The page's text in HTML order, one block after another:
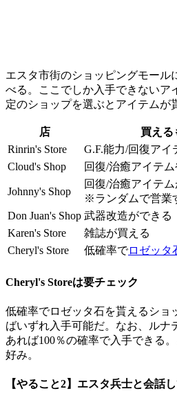
エスタ市街のショッピングモール
べる。ここでしか入手できないア
定のショップを選ぶとアイテムが
店
買える
Rinrin's Store
G.F.能力/回復アイ
Cloud's Shop
回復/治癒アイテ
Johnny's Shop
回復/治癒アイテ
※ランダムで営業
Don Juan's Shop 武器改造ができる
Karen's Store
雑誌が買える
Cheryl's Store
低確率でロゼッタ
Cheryl's Storeは要チェック
低確率でロゼッタ石を貰えるショ
ばいずれ入手可能だ。なお、ルナ
あれば100％の確率で入手できる
好み。
【やること2】エスタ兵士と会話